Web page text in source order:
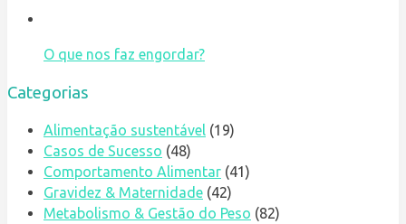
O que nos faz engordar?
Categorias
Alimentação sustentável (19)
Casos de Sucesso (48)
Comportamento Alimentar (41)
Gravidez & Maternidade (42)
Metabolismo & Gestão do Peso (82)